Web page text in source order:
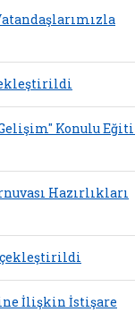
Konulu
Hazırlıkları
İlişkin İstişare